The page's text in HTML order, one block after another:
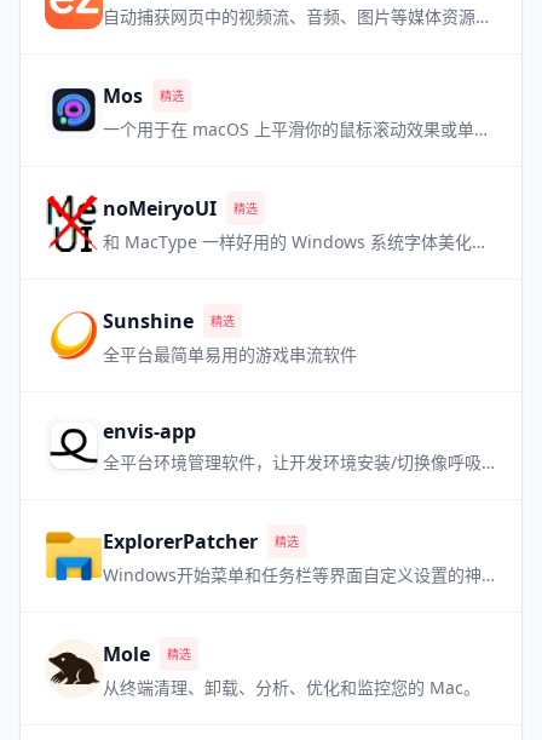
自动捕获网页中的视频流、音频、图片等媒体资源，内置播放预览，即嗅即得。
Mos 精选
一个用于在 macOS 上平滑你的鼠标滚动效果或单独设置滚动方向的小工具
noMeiryoUI 精选
和 MacType 一样好用的 Windows 系统字体美化软件，但是更小巧
Sunshine 精选
全平台最简单易用的游戏串流软件
envis-app
全平台环境管理软件，让开发环境安装/切换像呼吸一样自然
ExplorerPatcher 精选
Windows开始菜单和任务栏等界面自定义设置的神器 喜欢老版本 Win 界面的用户必备
Mole 精选
从终端清理、卸载、分析、优化和监控您的 Mac。